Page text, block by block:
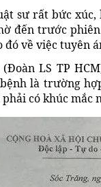
sư rất bức
đến trước
về việc tuyên
LS TP
là trường
có khúc mắc